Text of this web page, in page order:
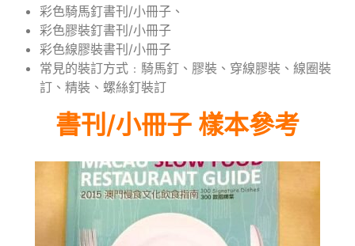
彩色騎馬釘書刊/小冊子、
彩色膠裝釘書刊/小冊子
彩色線膠裝書刊/小冊子
常見的裝訂方式﹕騎馬釘、膠裝、穿線膠裝、線圈裝
訂、精裝、螺絲釘裝訂
書刊/小冊子 樣本參考